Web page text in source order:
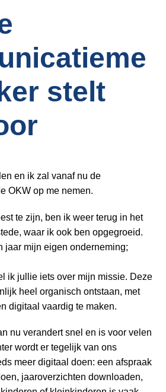
stelt
en ik zal vanaf nu de
OKW op me nemen.
te zijn, ben ik weer terug in het
waar ik ook ben opgegroeid.
jaar mijn eigen onderneming;
ik jullie iets over mijn missie. Deze
heel organisch ontstaan, met
digitaal vaardig te maken.
nu verandert snel en is voor velen
wordt er tegelijk van ons
meer digitaal doen: een afspraak
jaaroverzichten downloaden,